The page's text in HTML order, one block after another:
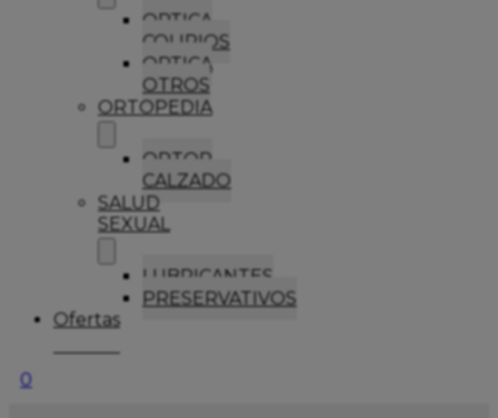
OPTICA
COLIRIOS
OPTICA
OTROS
ORTOPEDIA
ORTOP
CALZADO
SALUD
SEXUAL
LUBRICANTES
PRESERVATIVOS
Ofertas
0